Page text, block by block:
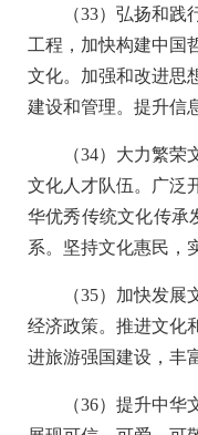
（33）弘扬和
工程，加快构建中国
文化。加强和改进思
建设和管理。提升信
（34）大力繁
文化人才队伍。广泛
华优秀传统文化传承
系。坚持文化惠民，
（35）加快发
经济政策。推进文化
进旅游强国建设，丰
（36）提升中